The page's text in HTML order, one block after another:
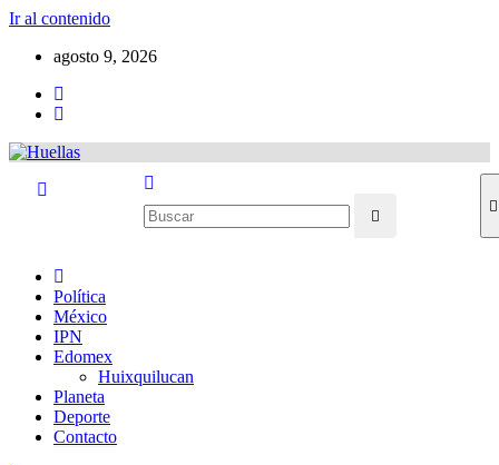
Ir al contenido
agosto 9, 2026
Política
México
IPN
Edomex
Huixquilucan
Planeta
Deporte
Contacto